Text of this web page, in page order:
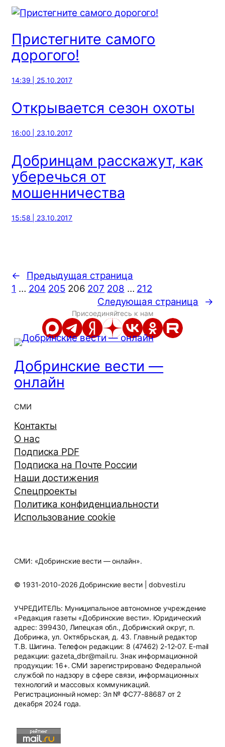
Пристегните самого
дорогого!
14:39 | 25.10.2017
Открывается сезон охоты
16:00 | 23.10.2017
Добринцам расскажут, как
уберечься от
мошенничества
15:58 | 23.10.2017
←
Предыдущая страница
1 … 204 205 206 207 208 … 212
Следующая страница
→
Присоединяйтесь к нам
Добринские вести —
онлайн
СМИ
Контакты
О нас
Подписка PDF
Подписка на Почте России
Наши достижения
Спецпроекты
Политика конфиденциальности
Использование cookie
СМИ: «Добринские вести — онлайн».
© 1931-2010-2026 Добринские вести | dobvesti.ru
УЧРЕДИТЕЛЬ: Муниципальное автономное учреждение
«Редакция газеты «Добринские вести». Юридический
адрес: 399430, Липецкая обл., Добринский округ, п.
Добринка, ул. Октябрьская, д. 43. Главный редактор
Т.В. Шигина. Телефон редакции: 8 (47462) 2-12-07. E-mail
редакции: gazeta_dbr@mail.ru. Знак информационной
продукции: 16+. СМИ зарегистрировано Федеральной
службой по надзору в сфере связи, информационных
технологий и массовых коммуникаций.
Регистрационный номер: Эл № ФС77-88687 от 2
декабря 2024 года.